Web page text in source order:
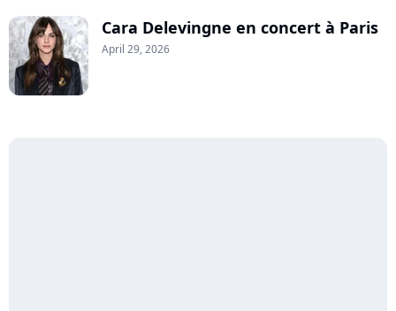
Cara Delevingne en concert à Paris
April 29, 2026